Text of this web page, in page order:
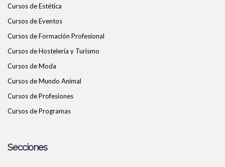
Cursos de Estética
Cursos de Eventos
Cursos de Formación Profesional
Cursos de Hostelería y Turismo
Cursos de Moda
Cursos de Mundo Animal
Cursos de Profesiones
Cursos de Programas
Secciones